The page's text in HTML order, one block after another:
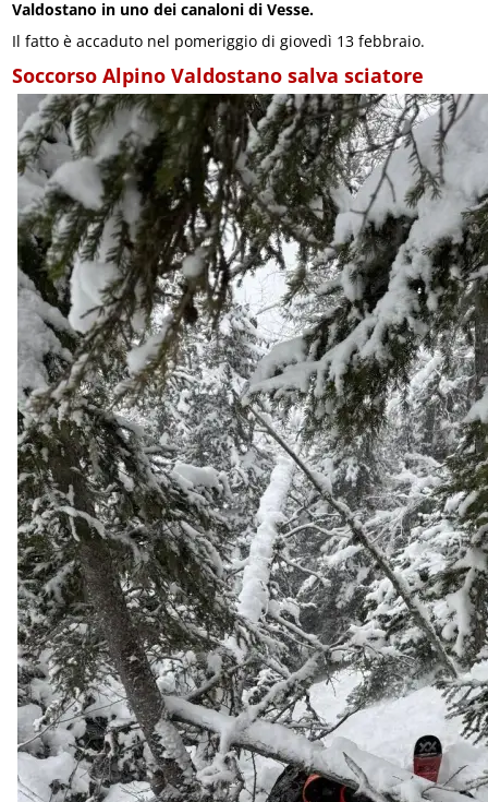
Valdostano in uno dei canaloni di Vesse.
Il fatto è accaduto nel pomeriggio di giovedì 13 febbraio.
Soccorso Alpino Valdostano salva sciatore